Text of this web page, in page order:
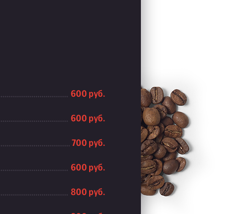
600 руб.
600 руб.
700 руб.
600 руб.
800 руб.